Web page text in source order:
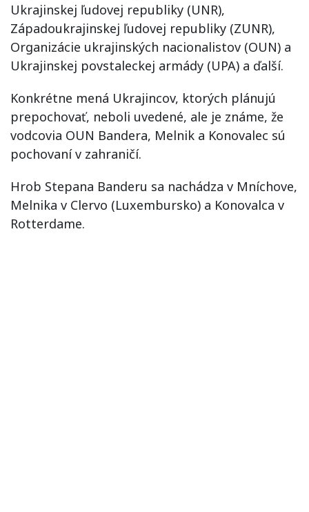
Ukrajinskej ľudovej republiky (UNR),
Západoukrajinskej ľudovej republiky (ZUNR),
Organizácie ukrajinských nacionalistov (OUN) a
Ukrajinskej povstaleckej armády (UPA) a ďalší.
Konkrétne mená Ukrajincov, ktorých plánujú
prepochovať, neboli uvedené, ale je známe, že
vodcovia OUN Bandera, Melnik a Konovalec sú
pochovaní v zahraničí.
Hrob Stepana Banderu sa nachádza v Mníchove,
Melnika v Clervo (Luxembursko) a Konovalca v
Rotterdame.